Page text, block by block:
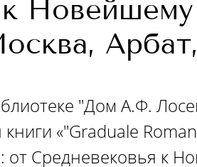
"Дом А.Ф.
«"Graduale
Средневековья к